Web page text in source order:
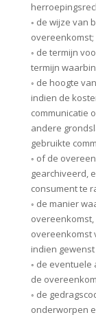
◦ de wijze van
overeenkomst;
◦ de termijn
termijn
◦ de hoogte
indien de
communicatie
andere
gebruikte
◦ of de
gearchiveerd,
consument te
◦ de manier
overeenkomst
indien
◦ de
de
◦ de
onderworpen